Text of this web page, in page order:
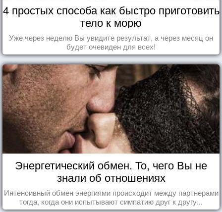
4 простых способа как быстро приготовить
тело к морю
Уже через неделю Вы увидите результат, а через месяц он
будет очевиден для всех!
Энергетический обмен. То, чего Вы не
знали об отношениях
Интенсивный обмен энергиями происходит между партнерами
тогда, когда они испытывают симпатию друг к другу...